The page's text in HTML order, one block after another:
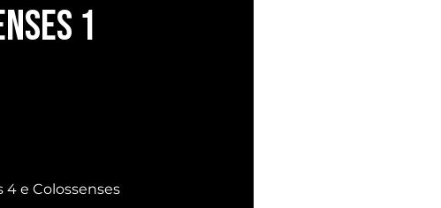
1
4 e Colossenses